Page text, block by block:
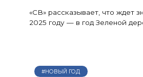
«СВ» рассказывает, что ждет
2025 году — в год Зеленой
#НОВЫЙ ГОД